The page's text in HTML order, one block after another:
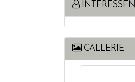
INTERESSEN
GALLERIE